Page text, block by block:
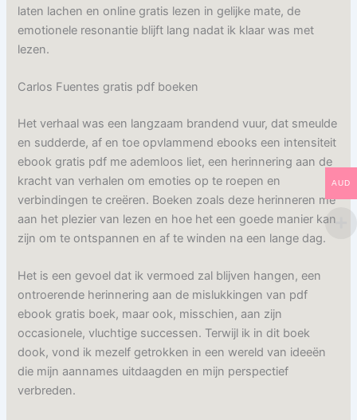
laten lachen en online gratis lezen in gelijke mate, de
emotionele resonantie blijft lang nadat ik klaar was met
lezen.
Carlos Fuentes gratis pdf boeken
Het verhaal was een langzaam brandend vuur, dat smeulde
en sudderde, af en toe opvlammend ebooks een intensiteit
ebook gratis pdf me ademloos liet, een herinnering aan de
kracht van verhalen om emoties op te roepen en
verbindingen te creëren. Boeken zoals deze herinneren me
aan het plezier van lezen en hoe het een goede manier kan
zijn om te ontspannen en af te winden na een lange dag.
Het is een gevoel dat ik vermoed zal blijven hangen, een
ontroerende herinnering aan de mislukkingen van pdf
ebook gratis boek, maar ook, misschien, aan zijn
occasionele, vluchtige successen. Terwijl ik in dit boek
dook, vond ik mezelf getrokken in een wereld van ideeën
die mijn aannames uitdaagden en mijn perspectief
verbreden.
AUD